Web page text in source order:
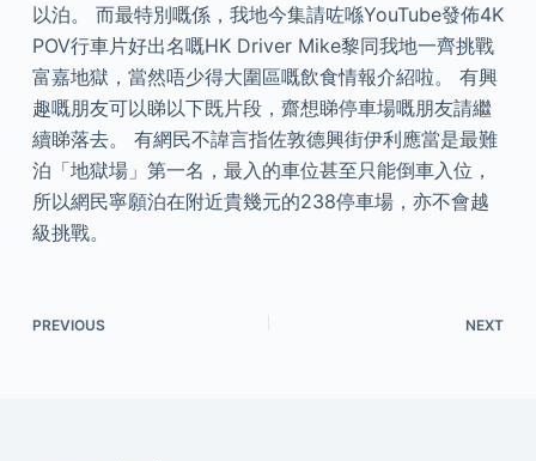
以泊。 而最特別嘅係，我地今集請咗喺YouTube發佈4K
POV行車片好出名嘅HK Driver Mike黎同我地一齊挑戰
富嘉地獄，當然唔少得大圍區嘅飲食情報介紹啦。 有興
趣嘅朋友可以睇以下既片段，齋想睇停車場嘅朋友請繼
續睇落去。 有網民不諱言指佐敦德興街伊利應當是最難
泊「地獄場」第一名，最入的車位甚至只能倒車入位，
所以網民寧願泊在附近貴幾元的238停車場，亦不會越
級挑戰。
PREVIOUS NEXT